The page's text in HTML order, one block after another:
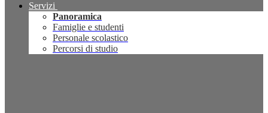
Servizi
Panoramica
Famiglie e studenti
Personale scolastico
Percorsi di studio